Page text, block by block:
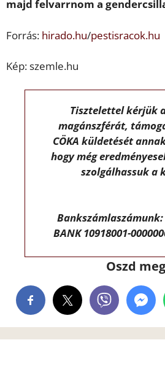
majd felvarrnom a
Forrás: hirado.hu/pestisracok.hu
Kép: szemle.hu
Tisztelettel kérjük
magánszférát,
CÖKA küldetését
hogy még
szolgálhassuk a
Bankszámlaszámunk:
BANK 10918001-
Oszd